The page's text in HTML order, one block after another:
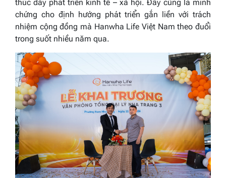
thúc đẩy phát triển kinh tế – xã hội. Đây cũng là minh
chứng cho định hướng phát triển gắn liền với trách
nhiệm cộng đồng mà Hanwha Life Việt Nam theo đuổi
trong suốt nhiều năm qua.